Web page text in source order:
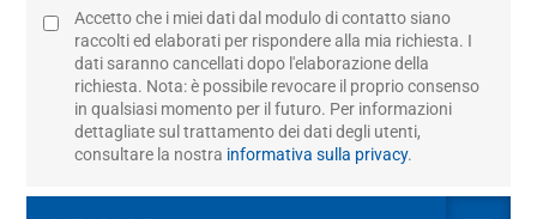
Accetto che i miei dati dal modulo di contatto siano
raccolti ed elaborati per rispondere alla mia richiesta. I
dati saranno cancellati dopo l'elaborazione della
richiesta. Nota: è possibile revocare il proprio consenso
in qualsiasi momento per il futuro. Per informazioni
dettagliate sul trattamento dei dati degli utenti,
consultare la nostra informativa sulla privacy.